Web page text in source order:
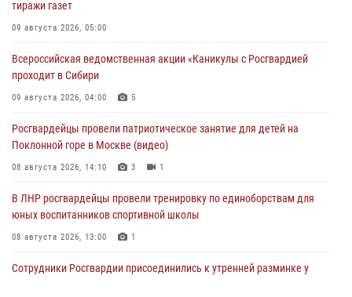
тиражи газет
09 августа 2026, 05:00
Всероссийская ведомственная акции «Каникулы с Росгвардией
проходит в Сибири
09 августа 2026, 04:00 5
Росгвардейцы провели патриотическое занятие для детей на
Поклонной горе в Москве (видео)
08 августа 2026, 14:10 3 1
В ЛНР росгвардейцы провели тренировку по единоборствам для
юных воспитанников спортивной школы
08 августа 2026, 13:00 1
Сотрудники Росгвардии присоединились к утренней разминке у